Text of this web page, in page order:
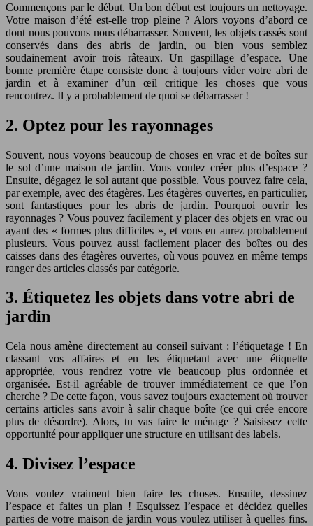
Commençons par le début. Un bon début est toujours un nettoyage.
Votre maison d’été est-elle trop pleine ? Alors voyons d’abord ce
dont nous pouvons nous débarrasser. Souvent, les objets cassés sont
conservés dans des abris de jardin, ou bien vous semblez
soudainement avoir trois râteaux. Un gaspillage d’espace. Une
bonne première étape consiste donc à toujours vider votre abri de
jardin et à examiner d’un œil critique les choses que vous
rencontrez. Il y a probablement de quoi se débarrasser !
2. Optez pour les rayonnages
Souvent, nous voyons beaucoup de choses en vrac et de boîtes sur
le sol d’une maison de jardin. Vous voulez créer plus d’espace ?
Ensuite, dégagez le sol autant que possible. Vous pouvez faire cela,
par exemple, avec des étagères. Les étagères ouvertes, en particulier,
sont fantastiques pour les abris de jardin. Pourquoi ouvrir les
rayonnages ? Vous pouvez facilement y placer des objets en vrac ou
ayant des « formes plus difficiles », et vous en aurez probablement
plusieurs. Vous pouvez aussi facilement placer des boîtes ou des
caisses dans des étagères ouvertes, où vous pouvez en même temps
ranger des articles classés par catégorie.
3. Étiquetez les objets dans votre abri de
jardin
Cela nous amène directement au conseil suivant : l’étiquetage ! En
classant vos affaires et en les étiquetant avec une étiquette
appropriée, vous rendrez votre vie beaucoup plus ordonnée et
organisée. Est-il agréable de trouver immédiatement ce que l’on
cherche ? De cette façon, vous savez toujours exactement où trouver
certains articles sans avoir à salir chaque boîte (ce qui crée encore
plus de désordre). Alors, tu vas faire le ménage ? Saisissez cette
opportunité pour appliquer une structure en utilisant des labels.
4. Divisez l’espace
Vous voulez vraiment bien faire les choses. Ensuite, dessinez
l’espace et faites un plan ! Esquissez l’espace et décidez quelles
parties de votre maison de jardin vous voulez utiliser à quelles fins.